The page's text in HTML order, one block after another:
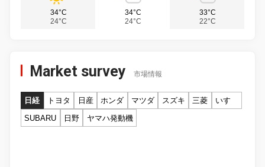
34°C
24°C
34°C
24°C
33°C
22°C
Market survey 市場情報
日経 トヨタ 日産 ホンダ マツダ スズキ 三菱
いすゞ
SUBARU
日野 ヤマハ発動機